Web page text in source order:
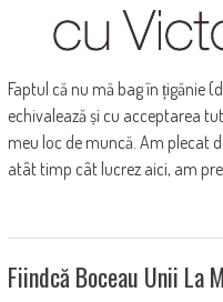
Faptul că nu mă bag în țigănie
echivalează și cu acceptarea
meu loc de muncă. Am plecat
atât timp cât lucrez aici, am
Fiindcă Boceau Unii La